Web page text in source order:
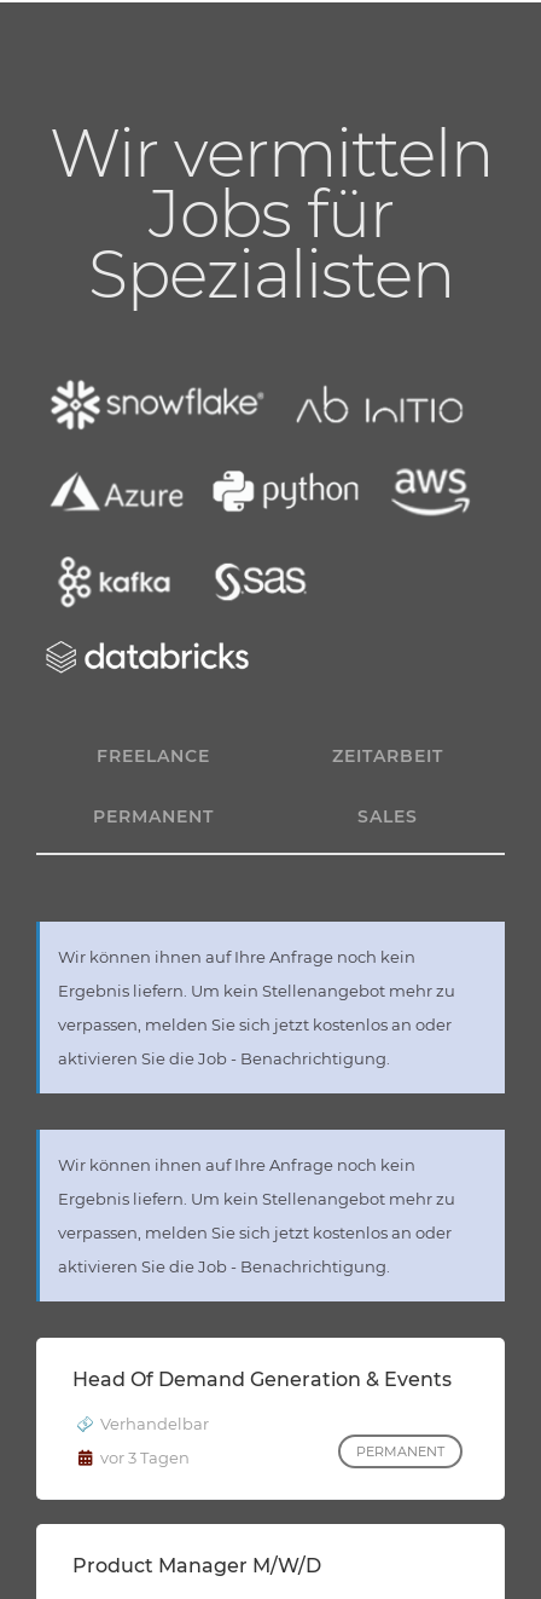
Wir vermitteln
Jobs für
Spezialisten
FREELANCE ZEITARBEIT
PERMANENT SALES
Wir können ihnen auf Ihre Anfrage noch kein
Ergebnis liefern. Um kein Stellenangebot mehr zu
verpassen, melden Sie sich jetzt kostenlos an oder
aktivieren Sie die Job - Benachrichtigung.
Wir können ihnen auf Ihre Anfrage noch kein
Ergebnis liefern. Um kein Stellenangebot mehr zu
verpassen, melden Sie sich jetzt kostenlos an oder
aktivieren Sie die Job - Benachrichtigung.
Head Of Demand Generation & Events
Verhandelbar
vor 3 Tagen
PERMANENT
Product Manager M/w/d